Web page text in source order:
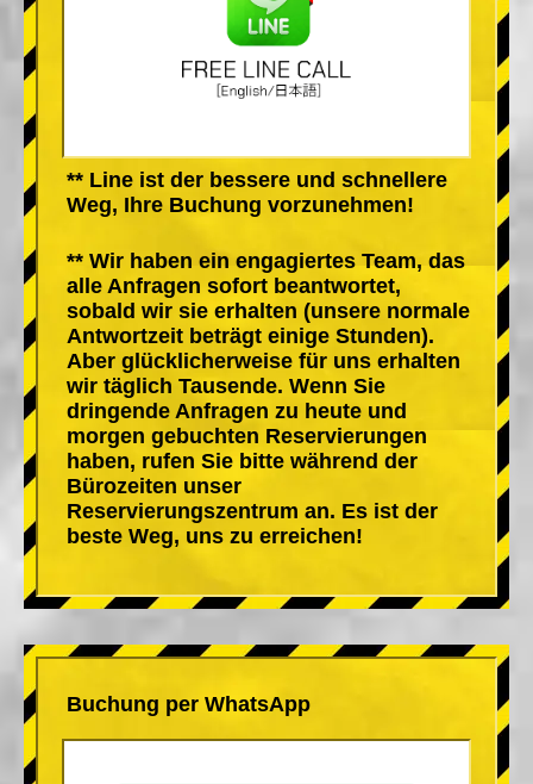
** Line ist der bessere und schnellere
Weg, Ihre Buchung vorzunehmen!
** Wir haben ein engagiertes Team, das
alle Anfragen sofort beantwortet,
sobald wir sie erhalten (unsere normale
Antwortzeit beträgt einige Stunden).
Aber glücklicherweise für uns erhalten
wir täglich Tausende. Wenn Sie
dringende Anfragen zu heute und
morgen gebuchten Reservierungen
haben, rufen Sie bitte während der
Bürozeiten unser
Reservierungszentrum an. Es ist der
beste Weg, uns zu erreichen!
Buchung per WhatsApp